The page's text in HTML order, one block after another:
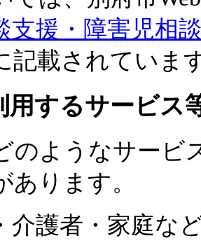
支援・障害児相
記載されていま
用するサービス
のようなサービ
あります。
介護者・家庭な